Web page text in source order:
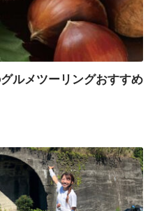
ルメツーリングおすすめ